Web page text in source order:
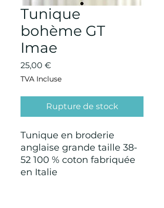
Tunique
bohème GT
Imae
25,00 €
TVA Incluse
Rupture de stock
Tunique en broderie
anglaise grande taille 38-
52 100 % coton fabriquée
en Italie